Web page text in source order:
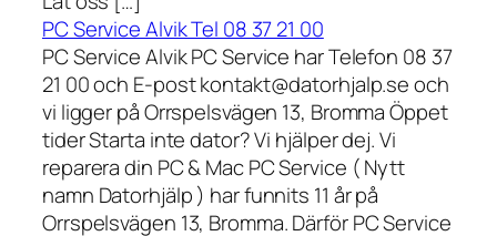
PC Service Alvik Tel 08 37 21 00
PC Service Alvik PC Service har Telefon 08 37
21 00 och E-post kontakt@datorhjalp.se och
vi ligger på Orrspelsvägen 13, Bromma Öppet
tider Starta inte dator? Vi hjälper dej. Vi
reparera din PC & Mac PC Service ( Nytt
namn Datorhjälp ) har funnits 11 år på
Orrspelsvägen 13, Bromma. Därför PC Service